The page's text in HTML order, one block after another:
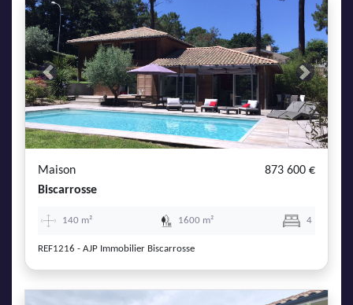
Previous Next
Maison
873 600 €
Biscarrosse
140 m² 1600 m² 4
REF1216 - AJP Immobilier Biscarrosse